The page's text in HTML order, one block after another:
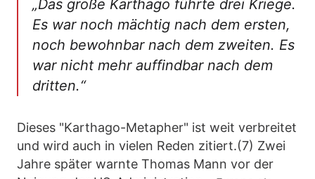
„Das große Karthago führte drei Kriege.
Es war noch mächtig nach dem ersten,
noch bewohnbar nach dem zweiten. Es
war nicht mehr auffindbar nach dem
dritten.“
Dieses "Karthago-Metapher" ist weit verbreitet
und wird auch in vielen Reden zitiert.(7) Zwei
Jahre später warnte Thomas Mann vor der